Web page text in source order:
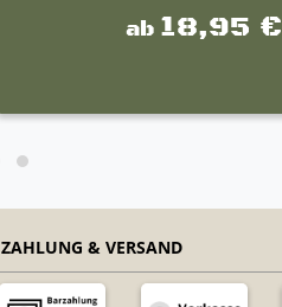
ab 18,95 €
ZAHLUNG & VERSAND